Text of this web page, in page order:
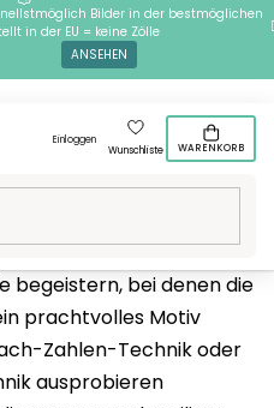
Bilder in der bestmöglichen
in der EU = keine Zölle
ANSEHEN
Einloggen
Wunschliste
WARENKORB
begeistern, bei denen die
prachtvolles Motiv
Zahlen-Technik oder
ausprobieren